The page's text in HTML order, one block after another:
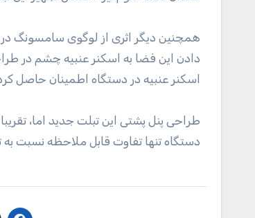
همچنین دیگر اثری از لوگوی سامسونگ
اسکنر عنبیه در دستگاه اطمینان حاصل
طراحی پنل پشتی این تبلت جدید اما،
دستگاه تنها تفاوت قابل ملاحظه نسبت به تب اس 3، تغییر مکان حک لوگوی